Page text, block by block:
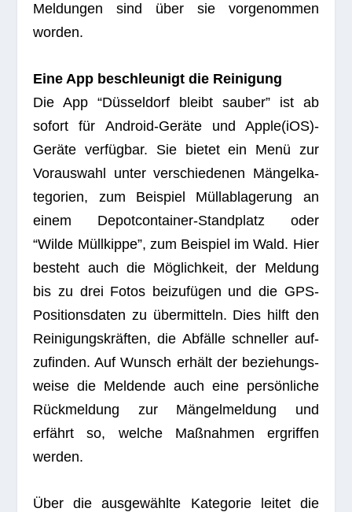
Mel­dun­gen sind über sie vor­ge­nom­men
worden.
Eine App beschleu­nigt die Reinigung
Die App “Düs­sel­dorf bleibt sau­ber” ist ab
sofort für Android-Geräte und Apple(iOS)-
Geräte ver­füg­bar. Sie bie­tet ein Menü zur
Vor­auswahl unter ver­schie­de­nen Män­gel­ka­
te­go­rien, zum Bei­spiel Müll­ab­la­ge­rung an
einem Depot­con­tai­ner-Stand­platz oder
“Wilde Müll­kippe”, zum Bei­spiel im Wald. Hier
besteht auch die Mög­lich­keit, der Mel­dung
bis zu drei Fotos bei­zu­fü­gen und die GPS-
Posi­ti­ons­da­ten zu über­mit­teln. Dies hilft den
Rei­ni­gungs­kräf­ten, die Abfälle schnel­ler auf­
zu­fin­den. Auf Wunsch erhält der bezie­hungs­
weise die Mel­dende auch eine per­sön­li­che
Rück­mel­dung zur Män­gel­mel­dung und
erfährt so, wel­che Maß­nah­men ergrif­fen
werden.
Über die aus­ge­wählte Kate­go­rie lei­tet die